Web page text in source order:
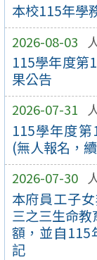
本校115年學
2026-08-03
115學年度第
果公告
2026-07-31
115學年度
(無人報名，
2026-07-30
本府員工子
三之三生命
額，並自115
記